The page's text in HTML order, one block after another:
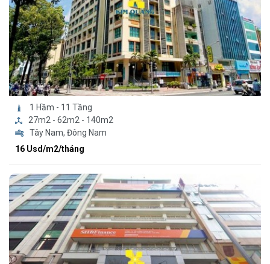
1 Hầm - 11 Tầng
27m2 - 62m2 - 140m2
Tây Nam, Đông Nam
16 Usd/m2/tháng